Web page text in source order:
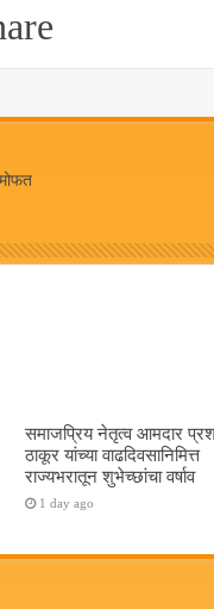
समाजप्रिय नेतृत्व आमदार
ठाकूर यांच्या वाढदिवसानिमित्त
राज्यभरातून शुभेच्छांचा वर्षाव
1 day ago